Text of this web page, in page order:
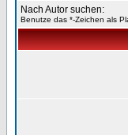
Nach Autor suchen:
Benutze das *-Zeichen als